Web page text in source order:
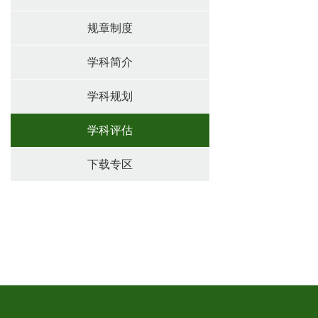
规章制度
学科简介
学科规划
学科评估
下载专区